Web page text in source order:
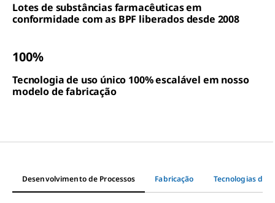
Lotes de substâncias farmacêuticas em
conformidade com as BPF liberados desde 2008
100%
Tecnologia de uso único 100% escalável em nosso
modelo de fabricação
Desenvolvimento de Processos Fabricação Tecnologias de